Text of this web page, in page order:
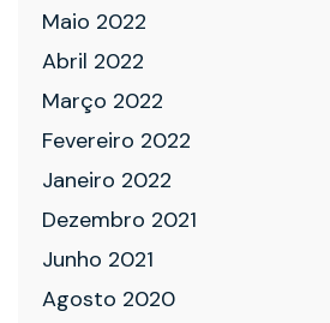
Maio 2022
Abril 2022
Março 2022
Fevereiro 2022
Janeiro 2022
Dezembro 2021
Junho 2021
Agosto 2020